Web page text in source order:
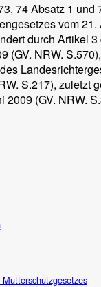
74 Absatz 1 und
vom 21.
durch Artikel
(GV. NRW.
S.217), zuletzt
2009 (GV. NRW.